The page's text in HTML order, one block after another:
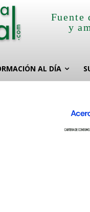
y
AL DÍA